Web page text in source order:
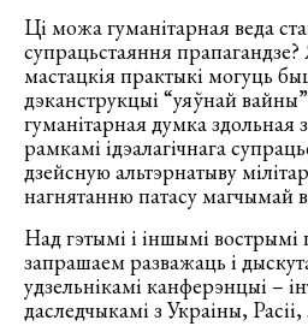
Ці можа гуманітарная веда
супрацьстаяння
мастацкія практыкі могуць
дэканструкцыі “уяўнай
гуманітарная думка здольная
рамкамі ідэалагічнага
дзейсную альтэрнатыву
нагнятанню патасу магчымай
Над гэтымі і іншымі вострымі
запрашаем разважаць і
удзельнікамі канферэнцыі –
даследчыкамі з Украіны, Расіі,